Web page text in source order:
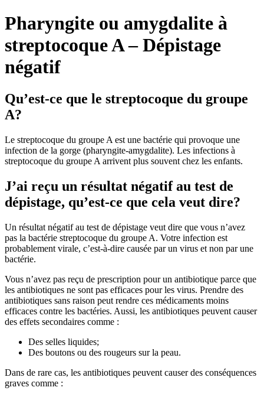
Pharyngite ou amygdalite à
streptocoque A – Dépistage
négatif
Qu’est-ce que le streptocoque du groupe
A?
Le streptocoque du groupe A est une bactérie qui provoque une
infection de la gorge (pharyngite-amygdalite). Les infections à
streptocoque du groupe A arrivent plus souvent chez les enfants.
J’ai reçu un résultat négatif au test de
dépistage, qu’est-ce que cela veut dire?
Un résultat négatif au test de dépistage veut dire que vous n’avez
pas la bactérie streptocoque du groupe A. Votre infection est
probablement virale, c’est-à-dire causée par un virus et non par une
bactérie.
Vous n’avez pas reçu de prescription pour un antibiotique parce que
les antibiotiques ne sont pas efficaces pour les virus. Prendre des
antibiotiques sans raison peut rendre ces médicaments moins
efficaces contre les bactéries. Aussi, les antibiotiques peuvent causer
des effets secondaires comme :
Des selles liquides;
Des boutons ou des rougeurs sur la peau.
Dans de rare cas, les antibiotiques peuvent causer des conséquences
graves comme :